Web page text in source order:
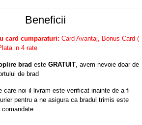
Beneficii
card cumparaturi: Card Avantaj, Bonus Card (
in 4 rate
brad este GRATUIT, avem nevoie doar de
de brad
care noi il livram este verificat inainte de a fi
pentru a ne asigura ca bradul trimis este
comandate